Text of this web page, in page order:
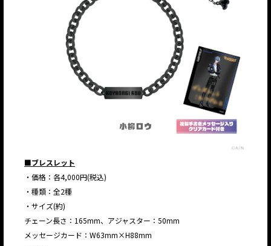
■ブレスレット
・価格：各4,000円(税込)
・種類：全2種
・サイズ(約)
チェーン長さ：165mm、アジャスター：50mm
メッセージカード：W63mm×H88mm